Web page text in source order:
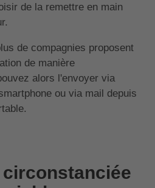
de la remettre en main
de compagnies proposent
de manière
alors l'envoyer via
ou via mail depuis